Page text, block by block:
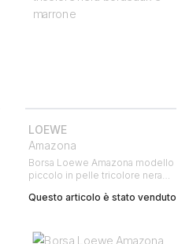
LOEWE
Amazona
Borsa Loewe Amazona modello
piccolo in pelle tricolore nera
Questo articolo è stato venduto